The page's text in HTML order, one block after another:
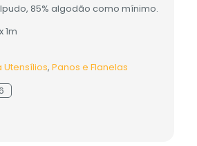
85% algodão como mínimo.
1m
Utensílios, Panos e Flanelas